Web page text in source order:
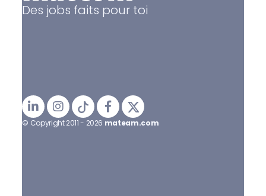
Des jobs faits pour toi
© Copyright 2011 - 2026 mateam.com